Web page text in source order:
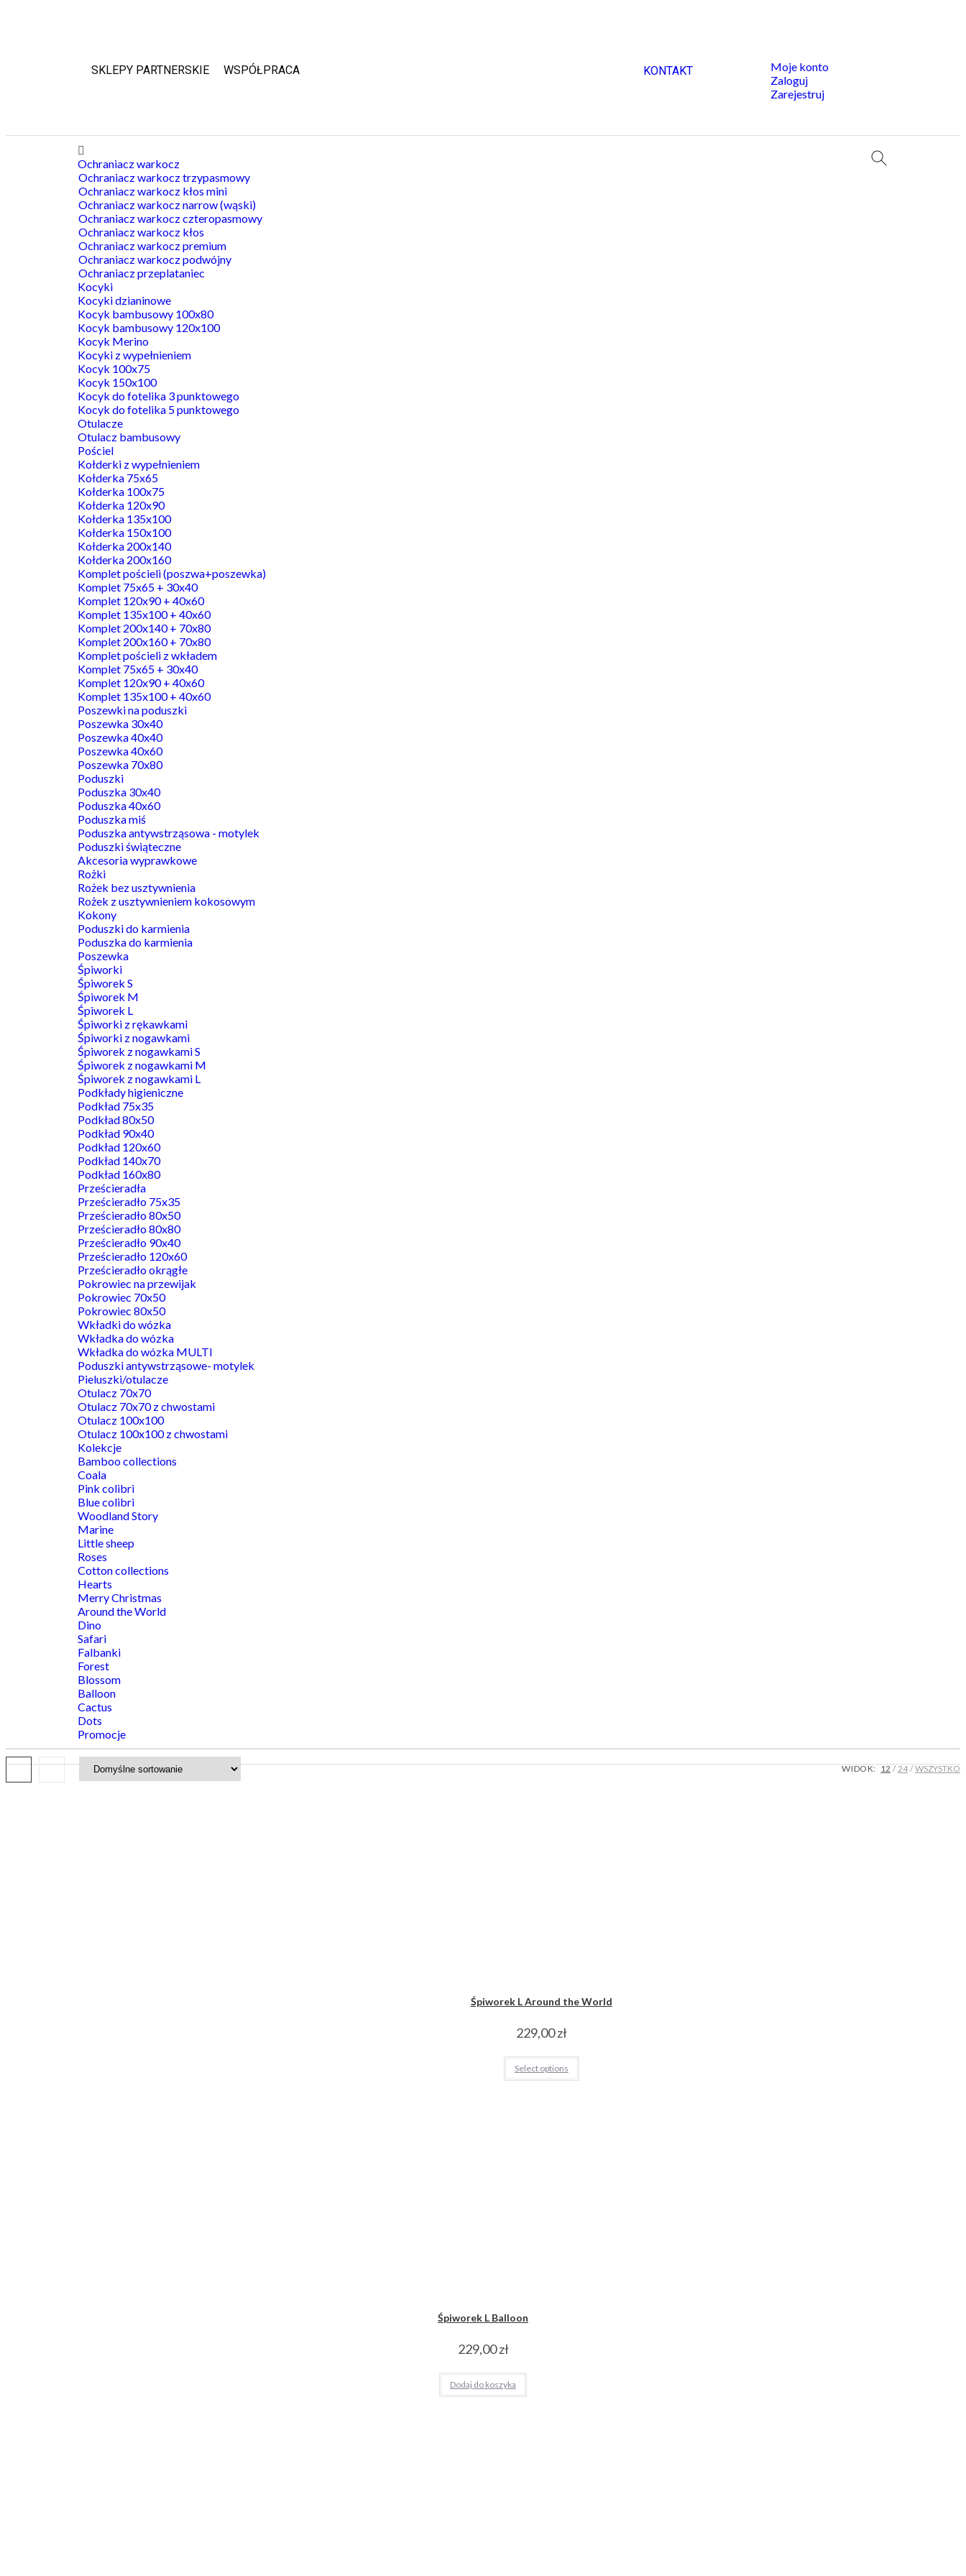
SKLEPY PARTNERSKIE WSPÓŁPRACA KONTAKT
Moje konto
Zaloguj
Zarejestruj
Ochraniacz warkocz
Ochraniacz warkocz trzypasmowy
Ochraniacz warkocz kłos mini
Ochraniacz warkocz narrow (wąski)
Ochraniacz warkocz czteropasmowy
Ochraniacz warkocz kłos
Ochraniacz warkocz premium
Ochraniacz warkocz podwójny
Ochraniacz przeplataniec
Kocyki
Kocyki dzianinowe
Kocyk bambusowy 100x80
Kocyk bambusowy 120x100
Kocyk Merino
Kocyki z wypełnieniem
Kocyk 100x75
Kocyk 150x100
Kocyk do fotelika 3 punktowego
Kocyk do fotelika 5 punktowego
Otulacze
Otulacz bambusowy
Pościel
Kołderki z wypełnieniem
Kołderka 75x65
Kołderka 100x75
Kołderka 120x90
Kołderka 135x100
Kołderka 150x100
Kołderka 200x140
Kołderka 200x160
Komplet pościeli (poszwa+poszewka)
Komplet 75x65 + 30x40
Komplet 120x90 + 40x60
Komplet 135x100 + 40x60
Komplet 200x140 + 70x80
Komplet 200x160 + 70x80
Komplet pościeli z wkładem
Komplet 75x65 + 30x40
Komplet 120x90 + 40x60
Komplet 135x100 + 40x60
Poszewki na poduszki
Poszewka 30x40
Poszewka 40x40
Poszewka 40x60
Poszewka 70x80
Poduszki
Poduszka 30x40
Poduszka 40x60
Poduszka miś
Poduszka antywstrząsowa - motylek
Poduszki świąteczne
Akcesoria wyprawkowe
Rożki
Rożek bez usztywnienia
Rożek z usztywnieniem kokosowym
Kokony
Poduszki do karmienia
Poduszka do karmienia
Poszewka
Śpiworki
Śpiworek S
Śpiworek M
Śpiworek L
Śpiworki z rękawkami
Śpiworki z nogawkami
Śpiworek z nogawkami S
Śpiworek z nogawkami M
Śpiworek z nogawkami L
Podkłady higieniczne
Podkład 75x35
Podkład 80x50
Podkład 90x40
Podkład 120x60
Podkład 140x70
Podkład 160x80
Prześcieradła
Prześcieradło 75x35
Prześcieradło 80x50
Prześcieradło 80x80
Prześcieradło 90x40
Prześcieradło 120x60
Prześcieradło okrągłe
Pokrowiec na przewijak
Pokrowiec 70x50
Pokrowiec 80x50
Wkładki do wózka
Wkładka do wózka
Wkładka do wózka MULTI
Poduszki antywstrząsowe- motylek
Pieluszki/otulacze
Otulacz 70x70
Otulacz 70x70 z chwostami
Otulacz 100x100
Otulacz 100x100 z chwostami
Kolekcje
Bamboo collections
Coala
Pink colibri
Blue colibri
Woodland Story
Marine
Little sheep
Roses
Cotton collections
Hearts
Merry Christmas
Around the World
Dino
Safari
Falbanki
Forest
Blossom
Balloon
Cactus
Dots
Promocje
WIDOK: 12 24 WSZYSTKO
Śpiworek L Around the World
229,00zł
Select options
Śpiworek L Balloon
229,00zł
Dodaj do koszyka